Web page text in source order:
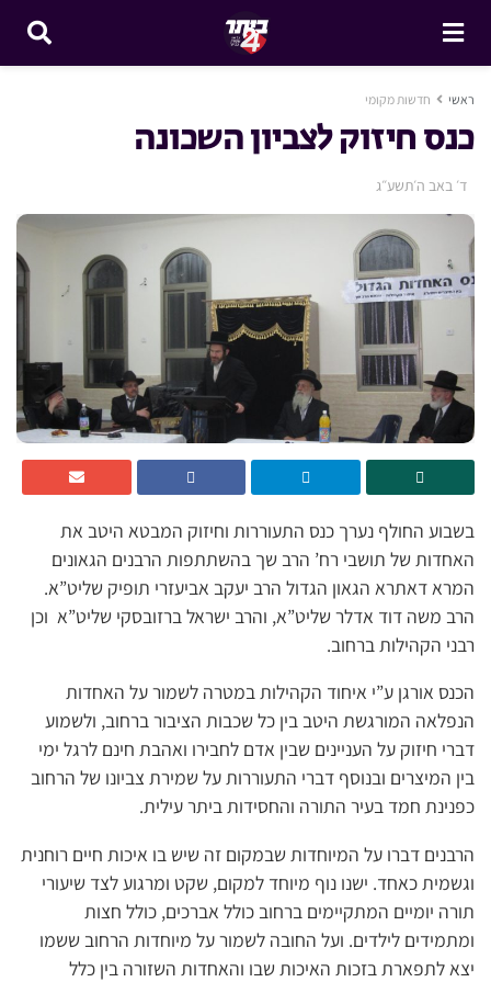
ראשי חדשות מקומי
כנס חיזוק לצביון השכונה
ד׳ באב ה׳תשע״ג
בשבוע החולף נערך כנס התעוררות וחיזוק המבטא היטב את
האחדות של תושבי רח’ הרב שך בהשתתפות הרבנים הגאונים
המרא דאתרא הגאון הגדול הרב יעקב אביעזרי תופיק שליט”א.
הרב משה דוד אדלר שליט”א, והרב ישראל ברזובסקי שליט”א וכן
רבני הקהילות ברחוב.
הכנס אורגן ע”י איחוד הקהילות במטרה לשמור על האחדות
הנפלאה המורגשת היטב בין כל שכבות הציבור ברחוב, ולשמוע
דברי חיזוק על העניינים שבין אדם לחבירו ואהבת חינם לרגל ימי
בין המיצרים ובנוסף דברי התעוררות על שמירת צביונו של הרחוב
כפנינת חמד בעיר התורה והחסידות ביתר עילית.
הרבנים דברו על המיוחדות שבמקום זה שיש בו איכות חיים רוחנית
וגשמית כאחד. ישנו נוף מיוחד למקום, שקט ומרגוע לצד שיעורי
תורה יומיים המתקיימים ברחוב כולל אברכים, כולל חצות
ומתמידים לילדים. ועל החובה לשמור על מיוחדות הרחוב ששמו
יצא לתפארת בזכות האיכות שבו והאחדות השזורה בין כלל